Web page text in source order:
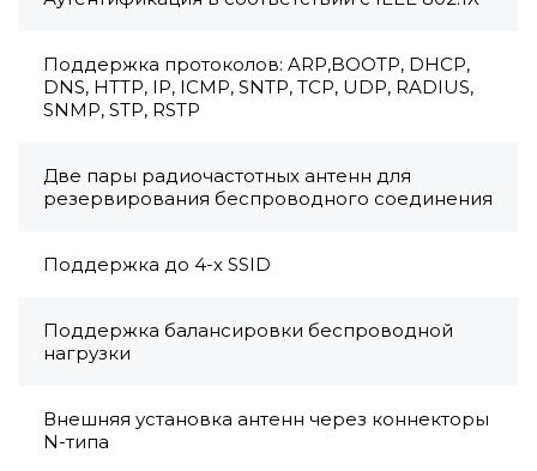
Поддержка протоколов: ARP,BOOTP, DHCP,
DNS, HTTP, IP, ICMP, SNTP, TCP, UDP, RADIUS,
SNMP, STP, RSTP
Две пары радиочастотных антенн для
резервирования беспроводного соединения
Поддержка до 4-х SSID
Поддержка балансировки беспроводной
нагрузки
Внешняя установка антенн через коннекторы
N-типа